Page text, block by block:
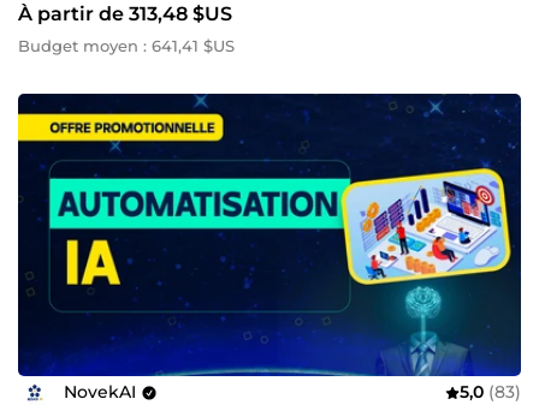
À partir de 313,48 $US
Budget moyen : 641,41 $US
NovekAI 5,0 (83)